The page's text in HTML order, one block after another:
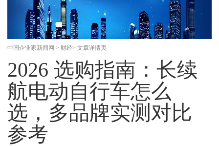
中国企业家新闻网 > 财经> 文章详情页
2026 选购指南：长续
航电动自行车怎么
选，多品牌实测对比
参考